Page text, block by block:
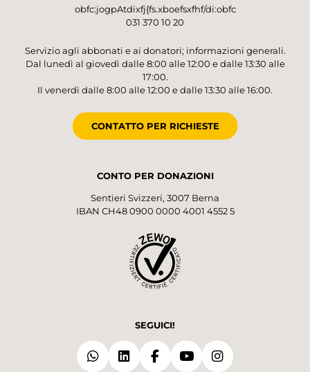
obfc:jogpAtdixfj{fs.xboefsxfhf/di:obfc
031 370 10 20
Servizio agli abbonati e ai donatori; informazioni generali.
Dal lunedì al giovedì dalle 8:00 alle 12:00 e dalle 13:30 alle
17:00.
Il venerdì dalle 8:00 alle 12:00 e dalle 13:30 alle 16:00.
CONTATTO PER RICHIESTE
CONTO PER DONAZIONI
Sentieri Svizzeri, 3007 Berna
IBAN CH48 0900 0000 4001 4552 5
SEGUICI!